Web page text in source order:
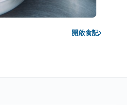
開啟食記›